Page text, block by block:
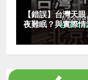
【錯誤】台灣天
夜難眠？與實際